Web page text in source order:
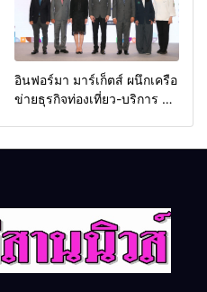
อินฟอร์มา มาร์เก็ตส์ ผนึกเครือ
ข่ายธุรกิจท่องเที่ยว-บริการ จัด